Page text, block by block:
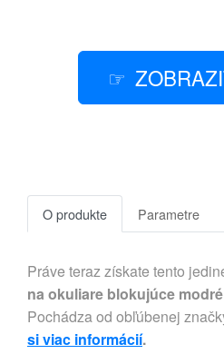
O produkte Parametre
Práve teraz získate tento
na okuliare blokujúce
Pochádza od obľúbenej
si viac informácií.